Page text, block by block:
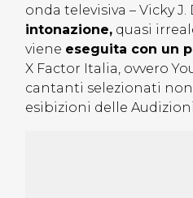
onda televisiva – Vicky
intonazione, quasi
viene eseguita con un
X Factor Italia, ovvero
cantanti selezionati
esibizioni delle